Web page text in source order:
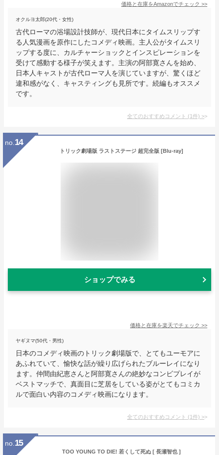
価格と在庫をAmazonでチェック >>
オクルヨ太郎(20代・女性)
古代ローマの浴場設計技師が、現代日本にタイムスリップす
る人気漫画を原作にしたコメディ映画。主人公がタイムスリ
ップする度に、カルチャーショックとインスピレーションを
受けて感動する様子が笑えます。主演の阿部寛さんを始め、
日本人キャストが古代ローマ人を演じていますが、驚くほど
違和感がなく、キャスティングも見所です。続編もオススメ
です。
全てのおすすめコメント (1件) >
no. 14
トリック劇場版 ラストステージ 超完全版 [Blu-ray]
ショップでみる
価格と在庫を楽天でチェック >>
ヤギヌマ(50代・男性)
日本のコメディ映画のトリック劇場版で、とてもユーモアに
あふれていて、愉快な話が繰り広げられたブルーレイになり
ます。仲間由紀恵さんと阿部寛さんの絶妙なコンビプレイが
ベストマッチで、真面目に芝居をしている姿がとてもコミカ
ルで面白い内容のコメディ映画になります。
全てのおすすめコメント (1件) >
no. 15
TOO YOUNG TO DIE! 若くして死ぬ [ 長瀬智也 ]